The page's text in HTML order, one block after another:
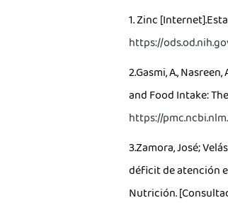
1. Zinc
https://
2.Gasmi, A.,
and Food Intake:
https://
3.Zamora, José;
déficit de atención
Nutrición.